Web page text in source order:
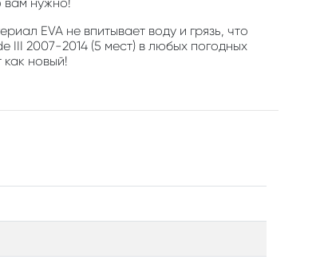
EVA не впитывает воду и грязь, что
III 2007-2014 (5 мест) в любых погодных
как новый!